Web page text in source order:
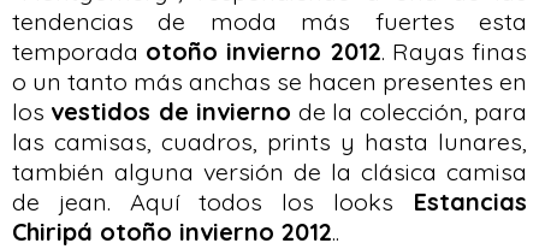
tendencias de moda más fuertes esta
temporada otoño invierno 2012. Rayas finas
o un tanto más anchas se hacen presentes en
los vestidos de invierno de la colección, para
las camisas, cuadros, prints y hasta lunares,
también alguna versión de la clásica camisa
de jean. Aquí todos los looks Estancias
Chiripá otoño invierno 2012..